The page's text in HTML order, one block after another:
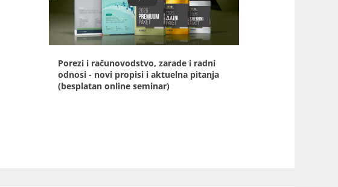
Porezi i računovodstvo, zarade i radni
odnosi - novi propisi i aktuelna pitanja
(besplatan online seminar)